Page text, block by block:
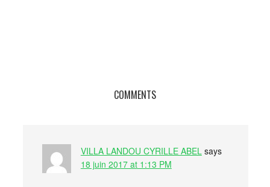
COMMENTS
VILLA LANDOU CYRILLE ABEL says
18 juin 2017 at 1:13 PM